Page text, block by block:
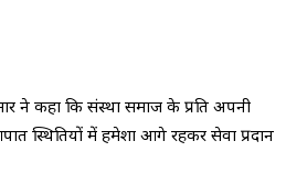
ने कहा कि संस्था समाज के प्रति अपनी
स्थितियों में हमेशा आगे रहकर सेवा प्रदान